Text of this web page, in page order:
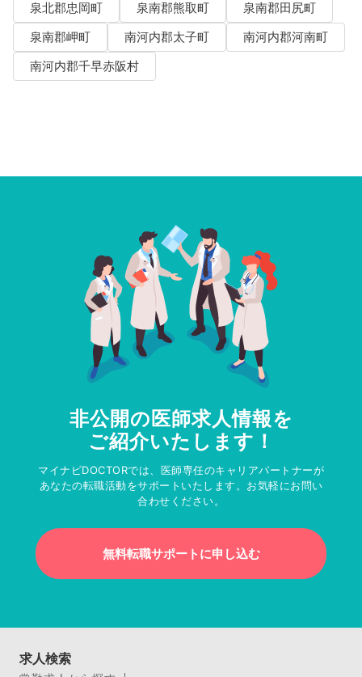
泉北郡忠岡町
泉南郡熊取町
泉南郡田尻町
泉南郡岬町
南河内郡太子町
南河内郡河南町
南河内郡千早赤阪村
非公開の医師求人情報を
ご紹介いたします！
マイナビDOCTORでは、医師専任のキャリアパートナーが
あなたの転職活動をサポートいたします。お気軽にお問い
合わせください。
無料転職サポートに申し込む
求人検索